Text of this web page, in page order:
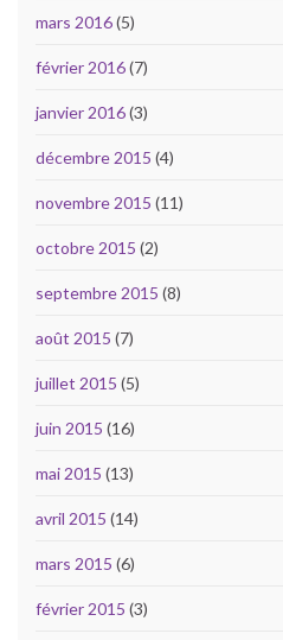
mars 2016(5)
février 2016(7)
janvier 2016(3)
décembre 2015 (4)
novembre 2015 (11)
octobre 2015 (2)
septembre 2015 (8)
août 2015 (7)
juillet 2015 (5)
juin 2015 (16)
mai 2015 (13)
avril 2015 (14)
mars 2015 (6)
février 2015 (3)